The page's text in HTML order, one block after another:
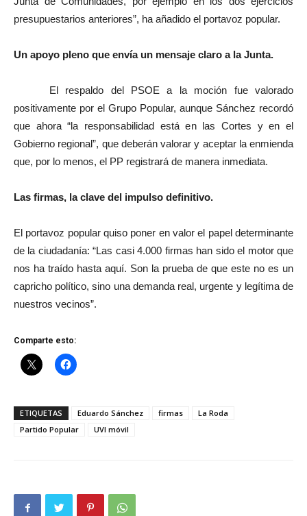
presupuestarios anteriores”, ha añadido el portavoz popular.
Un apoyo pleno que envía un mensaje claro a la Junta.
El respaldo del PSOE a la moción fue valorado
positivamente por el Grupo Popular, aunque Sánchez recordó
que ahora “la responsabilidad está en las Cortes y en el
Gobierno regional”, que deberán valorar y aceptar la enmienda
que, por lo menos, el PP registrará de manera inmediata.
Las firmas, la clave del impulso definitivo.
El portavoz popular quiso poner en valor el papel determinante
de la ciudadanía: “Las casi 4.000 firmas han sido el motor que
nos ha traído hasta aquí. Son la prueba de que este no es un
capricho político, sino una demanda real, urgente y legítima de
nuestros vecinos”.
Comparte esto:
ETIQUETAS Eduardo Sánchez firmas
La Roda
Partido Popular
UVI móvil